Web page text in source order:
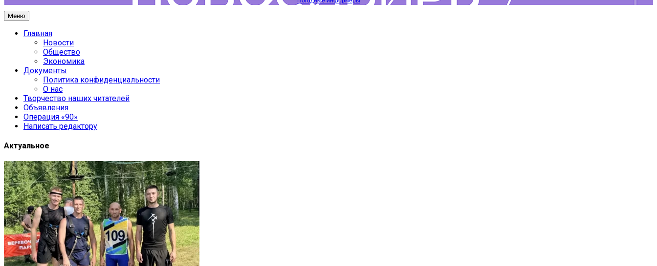
Меню
Главная
Новости
Общество
Экономика
Документы
Политика конфиденциальности
О нас
Творчество наших читателей
Объявления
Операция «90»
Написать редактору
Актуальное